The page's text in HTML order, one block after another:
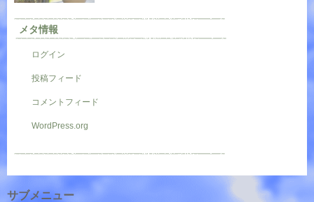
メタ情報
ログイン
投稿フィード
コメントフィード
WordPress.org
サブメニュー